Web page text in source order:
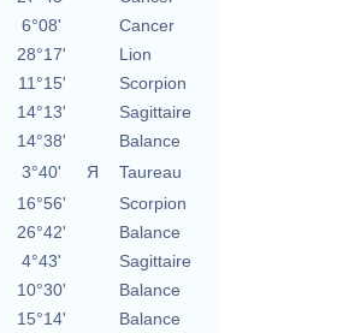
6°08'
Cancer
28°17'
Lion
11°15'
Scorpion
14°13'
Sagittaire
14°38'
Balance
3°40' Я
Taureau
16°56'
Scorpion
26°42'
Balance
4°43'
Sagittaire
10°30'
Balance
15°14' Balance